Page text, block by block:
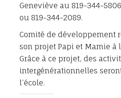
Geneviève au 819-344-5806
ou 819-344-2089.
Comité de développement
son projet Papi et Mamie à
Grâce à ce projet, des
intergénérationnelles
l’école.